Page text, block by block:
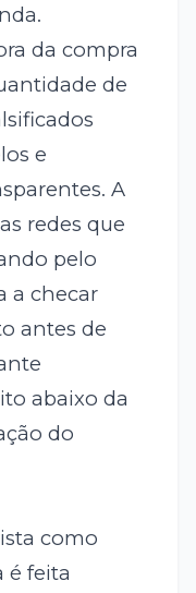
da compra
de
e
A
redes que
pelo
a checar
antes de
abaixo da
do
como
é feita